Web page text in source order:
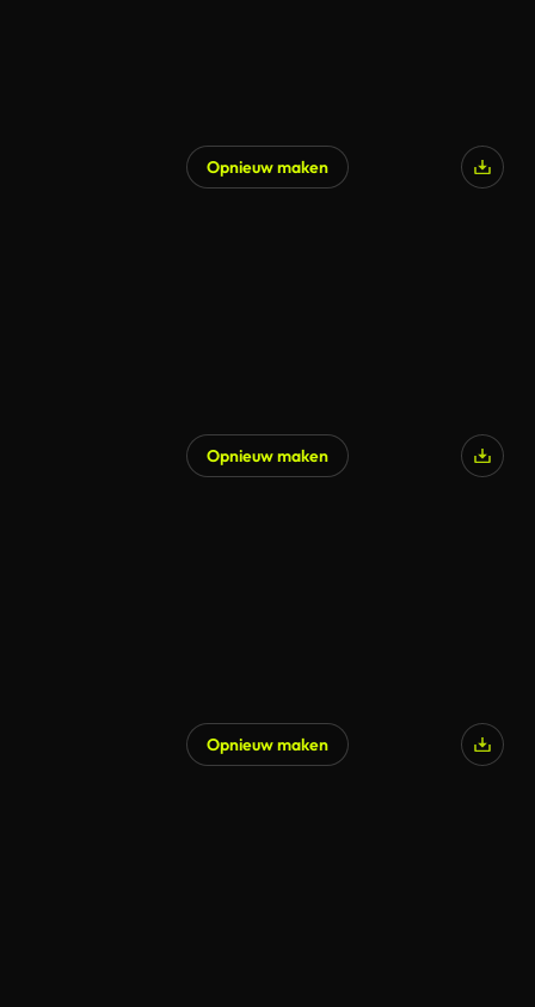
Opnieuw maken
Opnieuw maken
Opnieuw maken